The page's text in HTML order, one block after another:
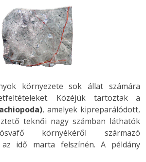
környezete sok állat számára
Közéjük tartoztak a
, amelyek kipreparálódott,
teknői nagy számban láthatók
környékéről származó
az idő marta felszínén. A példány